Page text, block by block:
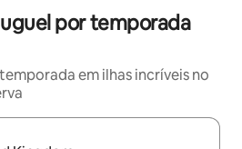
por temporada
em ilhas incríveis no